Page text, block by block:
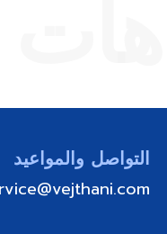
التواصل والمواعيد